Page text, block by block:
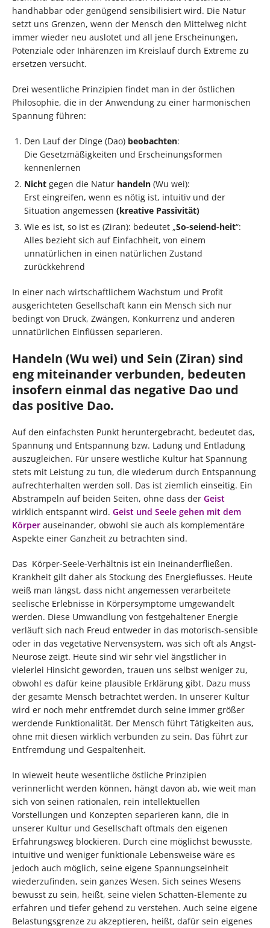
handhabbar oder genügend sensibilisiert wird. Die Natur
setzt uns Grenzen, wenn der Mensch den Mittelweg nicht
immer wieder neu auslotet und all jene Erscheinungen,
Potenziale oder Inhärenzen im Kreislauf durch Extreme zu
ersetzen versucht.
Drei wesentliche Prinzipien findet man in der östlichen
Philosophie, die in der Anwendung zu einer harmonischen
Spannung führen:
Den Lauf der Dinge (Dao) beobachten:
Die Gesetzmäßigkeiten und Erscheinungsformen
kennenlernen
Nicht gegen die Natur handeln (Wu wei):
Erst eingreifen, wenn es nötig ist, intuitiv und der
Situation angemessen (kreative Passivität)
Wie es ist, so ist es (Ziran): bedeutet „So-seiend-heit“:
Alles bezieht sich auf Einfachheit, von einem
unnatürlichen in einen natürlichen Zustand
zurückkehrend
In einer nach wirtschaftlichem Wachstum und Profit
ausgerichteten Gesellschaft kann ein Mensch sich nur
bedingt von Druck, Zwängen, Konkurrenz und anderen
unnatürlichen Einflüssen separieren.
Handeln (Wu wei) und Sein (Ziran) sind
eng miteinander verbunden, bedeuten
insofern einmal das negative Dao und
das positive Dao.
Auf den einfachsten Punkt heruntergebracht, bedeutet das,
Spannung und Entspannung bzw. Ladung und Entladung
auszugleichen. Für unsere westliche Kultur hat Spannung
stets mit Leistung zu tun, die wiederum durch Entspannung
aufrechterhalten werden soll. Das ist ziemlich einseitig. Ein
Abstrampeln auf beiden Seiten, ohne dass der Geist
wirklich entspannt wird. Geist und Seele gehen mit dem
Körper auseinander, obwohl sie auch als komplementäre
Aspekte einer Ganzheit zu betrachten sind.
Das Körper-Seele-Verhältnis ist ein Ineinanderfließen.
Krankheit gilt daher als Stockung des Energieflusses. Heute
weiß man längst, dass nicht angemessen verarbeitete
seelische Erlebnisse in Körpersymptome umgewandelt
werden. Diese Umwandlung von festgehaltener Energie
verläuft sich nach Freud entweder in das motorisch-sensible
oder in das vegetative Nervensystem, was sich oft als Angst-
Neurose zeigt. Heute sind wir sehr viel ängstlicher in
vielerlei Hinsicht geworden, trauen uns selbst weniger zu,
obwohl es dafür keine plausible Erklärung gibt. Dazu muss
der gesamte Mensch betrachtet werden. In unserer Kultur
wird er noch mehr entfremdet durch seine immer größer
werdende Funktionalität. Der Mensch führt Tätigkeiten aus,
ohne mit diesen wirklich verbunden zu sein. Das führt zur
Entfremdung und Gespaltenheit.
In wieweit heute wesentliche östliche Prinzipien
verinnerlicht werden können, hängt davon ab, wie weit man
sich von seinen rationalen, rein intellektuellen
Vorstellungen und Konzepten separieren kann, die in
unserer Kultur und Gesellschaft oftmals den eigenen
Erfahrungsweg blockieren. Durch eine möglichst bewusste,
intuitive und weniger funktionale Lebensweise wäre es
jedoch auch möglich, seine eigene Spannungseinheit
wiederzufinden, sein ganzes Wesen. Sich seines Wesens
bewusst zu sein, heißt, seine vielen Schatten-Elemente zu
erfahren und tiefer gehend zu verstehen. Auch seine eigene
Belastungsgrenze zu akzeptieren, heißt, dafür sein eigenes